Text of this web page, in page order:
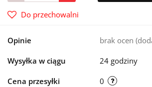
Do przechowalni
Opinie brak ocen
Wysyłka w ciągu 24 godziny
Cena przesyłki 0